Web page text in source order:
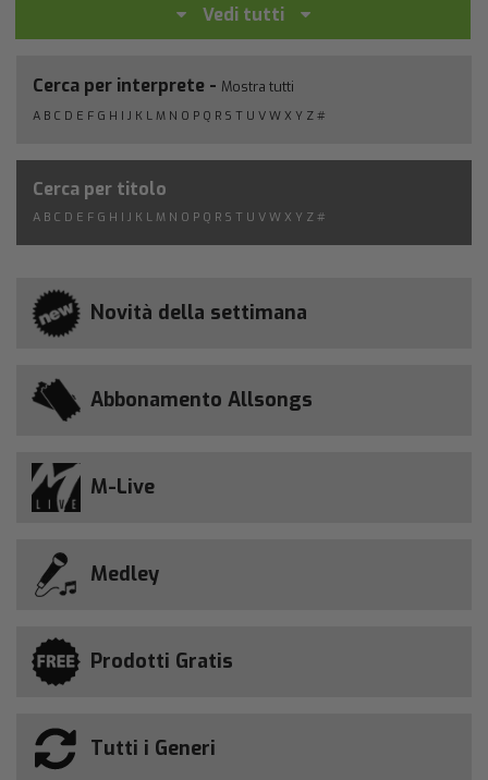
Vedi tutti
Cerca per interprete - Mostra tutti
A B C D E F G H I J K L M N O P Q R S T U V W X Y Z #
Cerca per titolo
A B C D E F G H I J K L M N O P Q R S T U V W X Y Z #
Novità della settimana
Abbonamento Allsongs
M-Live
Medley
Prodotti Gratis
Tutti i Generi